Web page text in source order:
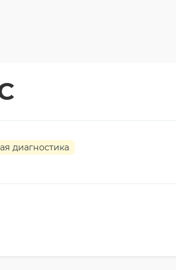
диагностика